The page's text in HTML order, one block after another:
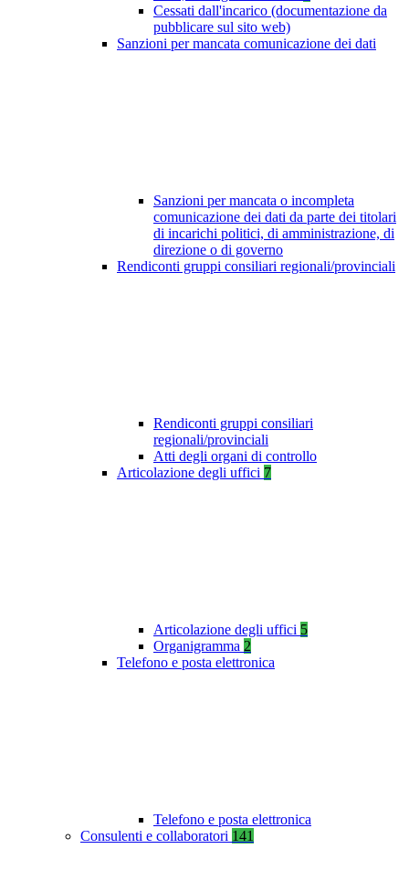
Cessati dall'incarico (documentazione da
pubblicare sul sito web)
Sanzioni per mancata comunicazione dei dati
Sanzioni per mancata o incompleta
comunicazione dei dati da parte dei titolari
di incarichi politici, di amministrazione, di
direzione o di governo
Rendiconti gruppi consiliari regionali/provinciali
Rendiconti gruppi consiliari
regionali/provinciali
Atti degli organi di controllo
Articolazione degli uffici 7
Articolazione degli uffici 5
Organigramma 2
Telefono e posta elettronica
Telefono e posta elettronica
Consulenti e collaboratori 141